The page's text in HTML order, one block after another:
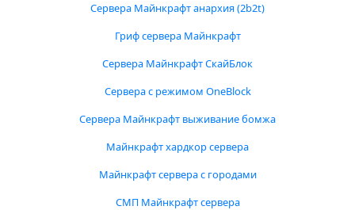
Сервера Майнкрафт анархия (2b2t)
Гриф сервера Майнкрафт
Сервера Майнкрафт СкайБлок
Сервера с режимом OneBlock
Сервера Майнкрафт выживание бомжа
Майнкрафт хардкор сервера
Майнкрафт сервера с городами
СМП Майнкрафт сервера